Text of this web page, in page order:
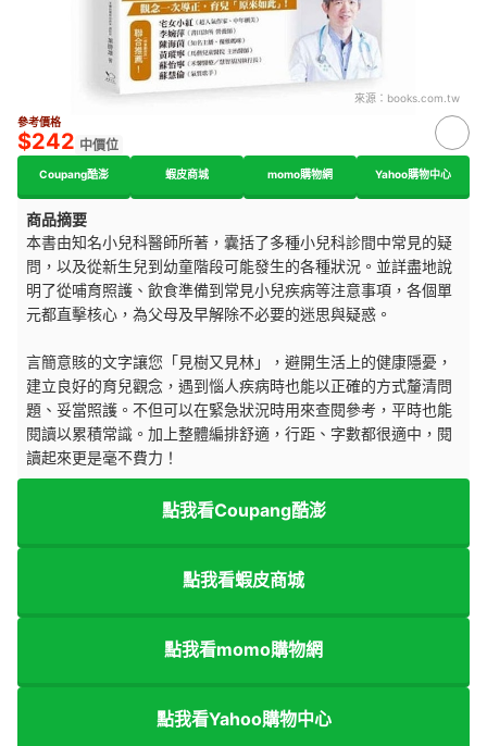
來源： books.com.tw
參考價格
$242 中價位
Coupang酷澎 蝦皮商城 momo購物網 Yahoo購物中心
商品摘要
本書由知名小兒科醫師所著，囊括了多種小兒科診間中常見的疑
問，以及從新生兒到幼童階段可能發生的各種狀況。並詳盡地說
明了從哺育照護、飲食準備到常見小兒疾病等注意事項，各個單
元都直擊核心，為父母及早解除不必要的迷思與疑惑。
言簡意賅的文字讓您「見樹又見林」，避開生活上的健康隱憂，
建立良好的育兒觀念，遇到惱人疾病時也能以正確的方式釐清問
題、妥當照護。不但可以在緊急狀況時用來查閱參考，平時也能
閱讀以累積常識。加上整體編排舒適，行距、字數都很適中，閱
讀起來更是毫不費力！
點我看Coupang酷澎
點我看蝦皮商城
點我看momo購物網
點我看Yahoo購物中心